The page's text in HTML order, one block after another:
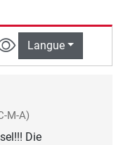
Langue
M-A)
Die